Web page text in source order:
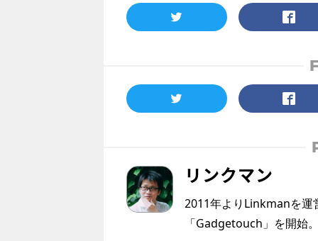
リンクマン
2011年よりLinkmanを運
「Gadgetouch」を開始。